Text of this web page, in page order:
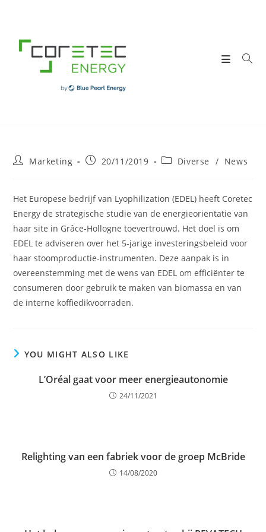
content
PostMarketing
Post20/11/2019
PostDiverse / News
Het Europese bedrijf van Lyophilization (EDEL) heeft Coretec
Energy de strategische studie van de energieoriëntatie van
haar site in Grâce-Hollogne toevertrouwd. Het doel is om
EDEL te adviseren over het 5-jarige investeringsbeleid voor
haar stoomproductie-instrumenten. Deze aanpak is in
overeenstemming met de wens van EDEL om efficiënter te
consumeren door gebruik te maken van biomassa en van
de interne koffiedikvoorraden.
YOU MIGHT ALSO LIKE
L’Oréal gaat voor meer energieautonomie
24/11/2021
Relighting van een fabriek voor de groep McBride
14/08/2020